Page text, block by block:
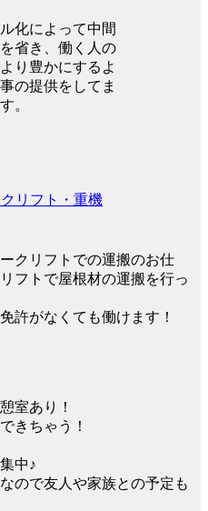
化によって中間
省き、働く人の
り豊かにするよ
の提供をしてま
。
リフト・重機
クリフトでの運搬のお仕
フトで屋根材の運搬を行っ
許がなくても働けます！
室あり！
きちゃう！
中♪
ので友人や家族との予定も